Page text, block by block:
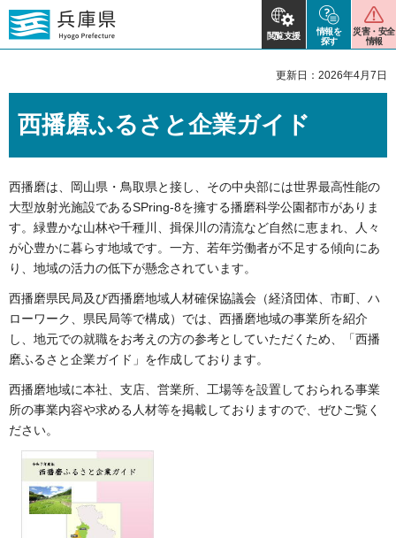
閲覧支援
情報を
探す
災害・安全
情報
更新日：2026年4月7日
西播磨ふるさと企業ガイド
西播磨は、岡山県・鳥取県と接し、その中央部には世界最高性能の
大型放射光施設であるSPring-8を擁する播磨科学公園都市がありま
す。緑豊かな山林や千種川、揖保川の清流など自然に恵まれ、人々
が心豊かに暮らす地域です。一方、若年労働者が不足する傾向にあ
り、地域の活力の低下が懸念されています。
西播磨県民局及び西播磨地域人材確保協議会（経済団体、市町、ハ
ローワーク、県民局等で構成）では、西播磨地域の事業所を紹介
し、地元での就職をお考えの方の参考としていただくため、「西播
磨ふるさと企業ガイド」を作成しております。
西播磨地域に本社、支店、営業所、工場等を設置しておられる事業
所の事業内容や求める人材等を掲載しておりますので、ぜひご覧く
ださい。